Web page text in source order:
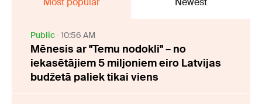
Public 10:56 AM
Mēnesis ar "Temu nodokli" – no
iekasētājiem 5 miljoniem eiro Latvijas
budžetā paliek tikai viens